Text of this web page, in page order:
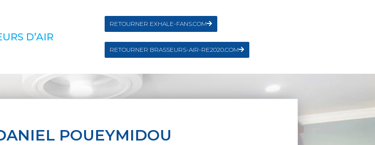
D’AIR
RETOURNER EXHALE-FANS.COM
RETOURNER BRASSEURS-AIR-RE2020.COM
POUEYMIDOU